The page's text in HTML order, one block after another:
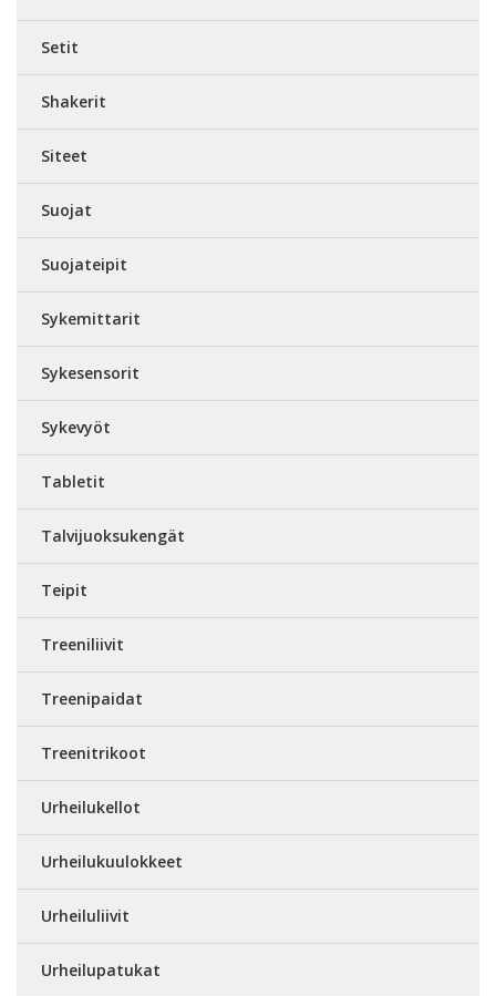
Setit
Shakerit
Siteet
Suojat
Suojateipit
Sykemittarit
Sykesensorit
Sykevyöt
Tabletit
Talvijuoksukengät
Teipit
Treeniliivit
Treenipaidat
Treenitrikoot
Urheilukellot
Urheilukuulokkeet
Urheiluliivit
Urheilupatukat